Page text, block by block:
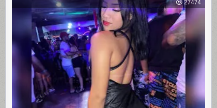
20
ANOS
EM
MOTEL
COM
REMOTO
PARTES
É
27474